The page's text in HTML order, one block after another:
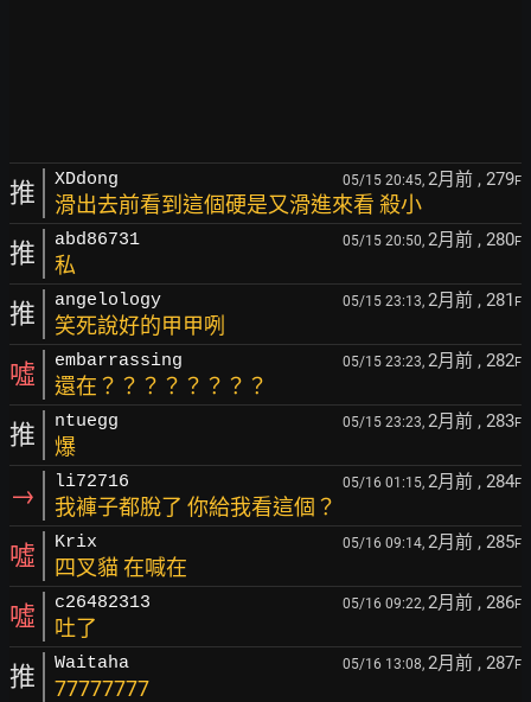
推 XDdong 05/15 20:45, 2月前 , 279F
滑出去前看到這個硬是又滑進來看 殺小
推 abd86731 05/15 20:50, 2月前 , 280F
私
推 angelology 05/15 23:13, 2月前 , 281 F
笑死說好的甲甲咧
噓 embarrassing 05/15 23:23, 2月前 , 282F
還在？？？？？？？？
推 ntuegg 05/15 23:23, 2月前 , 283F
爆
→ li72716 05/16 01:15, 2月前 , 284F
我褲子都脫了 你給我看這個？
噓 Krix 05/16 09:14, 2月前 , 285F
四叉貓 在喊在
噓 c26482313 05/16 09:22, 2月前 , 286F
吐了
推 Waitaha 05/16 13:08, 2月前 , 287F
77777777